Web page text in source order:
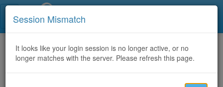
Home CategoriesDiscussion
Percocet online kaufen
Session Mismatch
It looks like your login session is no longer active, or no
longer matches with the server. Please refresh this page.